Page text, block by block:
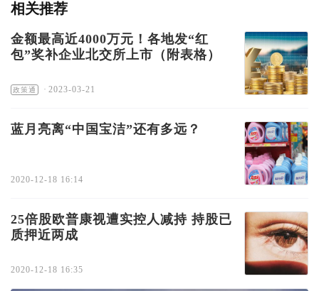
相关推荐
金额最高近4000万元！各地发“红
包”奖补企业北交所上市（附表格）
政策通 · 2023-03-21
蓝月亮离“中国宝洁”还有多远？
2020-12-18 16:14
25倍股欧普康视遭实控人减持 持股已
质押近两成
2020-12-18 16:35